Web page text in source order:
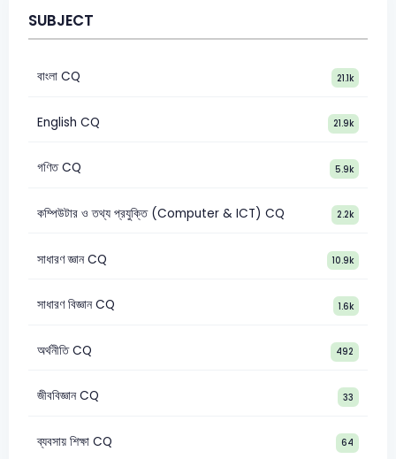
SUBJECT
বাংলা CQ 21.1k
English CQ 21.9k
গণিত CQ 5.9k
কম্পিউটার ও তথ্য প্রযুক্তি (Computer & ICT) CQ 2.2k
সাধারণ জ্ঞান CQ 10.9k
সাধারণ বিজ্ঞান CQ 1.6k
অর্থনীতি CQ 492
জীববিজ্ঞান CQ 33
ব্যবসায় শিক্ষা CQ 64